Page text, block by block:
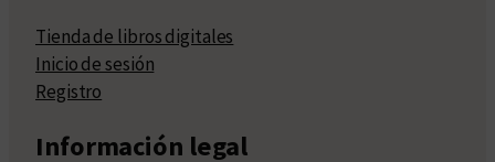
Tienda de libros digitales
Inicio de sesión
Registro
Información legal